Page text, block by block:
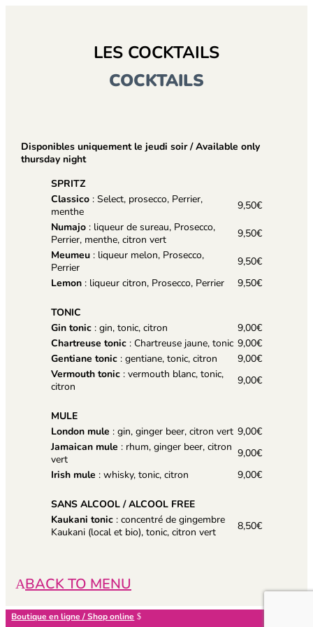
LES COCKTAILS
COCKTAILS
Disponibles uniquement le jeudi soir / Available only
thursday night
SPRITZ
Classico : Select, prosecco, Perrier,
menthe
9,50€
Numajo: liqueur de sureau, Prosecco,
Perrier, menthe, citron vert
9,50€
Meumeu: liqueur melon, Prosecco,
Perrier
9,50€
Lemon: liqueur citron, Prosecco, Perrier 9,50€
TONIC
Gin tonic: gin, tonic, citron
9,00€
Chartreuse tonic: Chartreuse jaune, tonic 9,00€
Gentiane tonic: gentiane, tonic, citron
9,00€
Vermouth tonic: vermouth blanc, tonic,
citron
9,00€
MULE
London mule : gin, ginger beer, citron vert 9,00€
Jamaican mule : rhum, ginger beer, citron
vert
9,00€
Irish mule : whisky, tonic, citron 9,00€
SANS ALCOOL / ALCOOL FREE
Kaukani tonic: concentré de gingembre
Kaukani (local et bio), tonic, citron vert
8,50€
BACK TO MENU
Boutique en ligne / Shop online